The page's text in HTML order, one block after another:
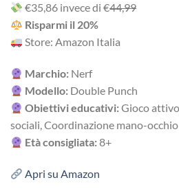
‎€35,86 i‎nv‎ec‎e ‎di‎ €‎44,99
R‎is‎pa‎rm‎i ‎il‎ 20%
Store: Amazon Italia
Marchio: Nerf
Modello: Double Punch
Obiettivi educativi:Gioco
sociali, Coordinazione mano-occhio
Età consigliata:8+
Apri su Amazon